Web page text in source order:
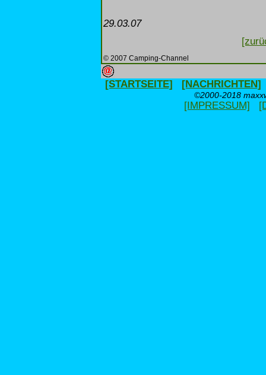
29.03.07
© 2007 Camping-Channel
[STARTSEITE] [NACHRICHTEN]
©2000-2018
[IMPRESSUM]